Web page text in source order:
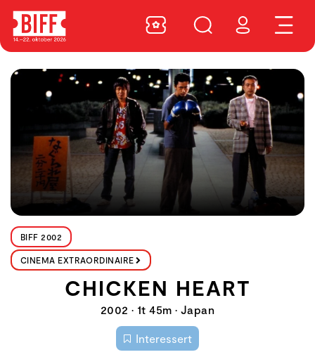
BIFF 2002
CINEMA EXTRAORDINAIRE
CHICKEN HEART
2002 • 1t 45m • Japan
Interessert